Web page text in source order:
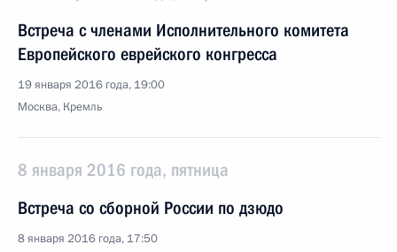
Встреча с членами Исполнительного комитета
Европейского еврейского конгресса
19 января 2016 года, 19:00
Москва, Кремль
8 января 2016 года, пятница
Встреча со сборной России по дзюдо
8 января 2016 года, 17:50